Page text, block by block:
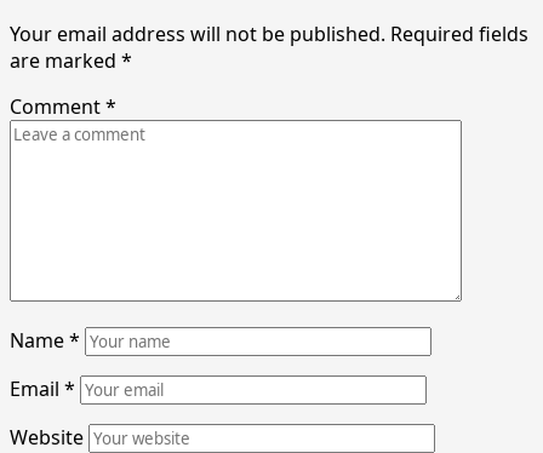
Your email address will not be published. Required fields
are marked *
Comment*
Name*
Email *
Website